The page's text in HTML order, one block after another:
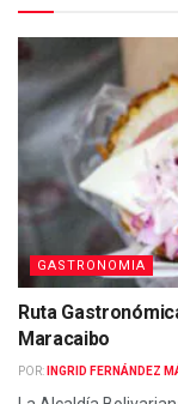
GASTRONOMIA
Ruta
Maracaibo
POR: INGRID FERNÁNDEZ